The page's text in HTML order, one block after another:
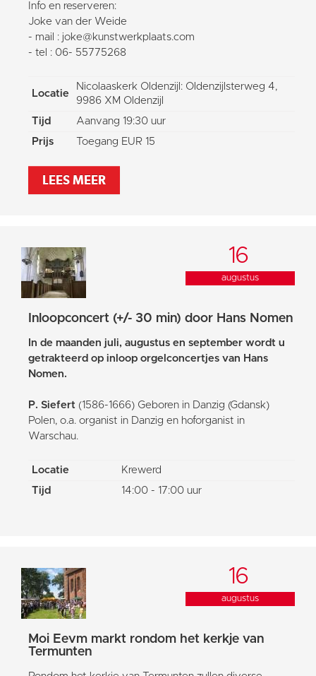
Info en reserveren:
Joke van der Weide
- mail : joke@kunstwerkplaats.com
- tel : 06- 55775268
Locatie
Nicolaaskerk Oldenzijl: Oldenzijlsterweg 4,
9986 XM Oldenzijl
Tijd
Aanvang 19:30 uur
Prijs
Toegang EUR 15
LEES MEER
16
augustus
Inloopconcert (+/- 30 min) door Hans Nomen
In de maanden juli, augustus en september wordt u
getrakteerd op inloop orgelconcertjes van Hans
Nomen.
P. Siefert (1586-1666) Geboren in Danzig (Gdansk)
Polen, o.a. organist in Danzig en hoforganist in
Warschau.
Locatie
Krewerd
Tijd
14:00 - 17:00 uur
16
augustus
Moi Eevm markt rondom het kerkje van
Termunten